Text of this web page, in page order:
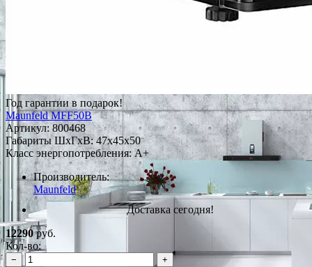
Год гарантии в подарок!
Maunfeld MFF50B
Артикул:800468
Габариты ШxГxВ: 47x45x50
Класс энергопотребления: A+
Производитель:
Maunfeld
Доставка сегодня!
12290руб.
Кол-во:
−
+